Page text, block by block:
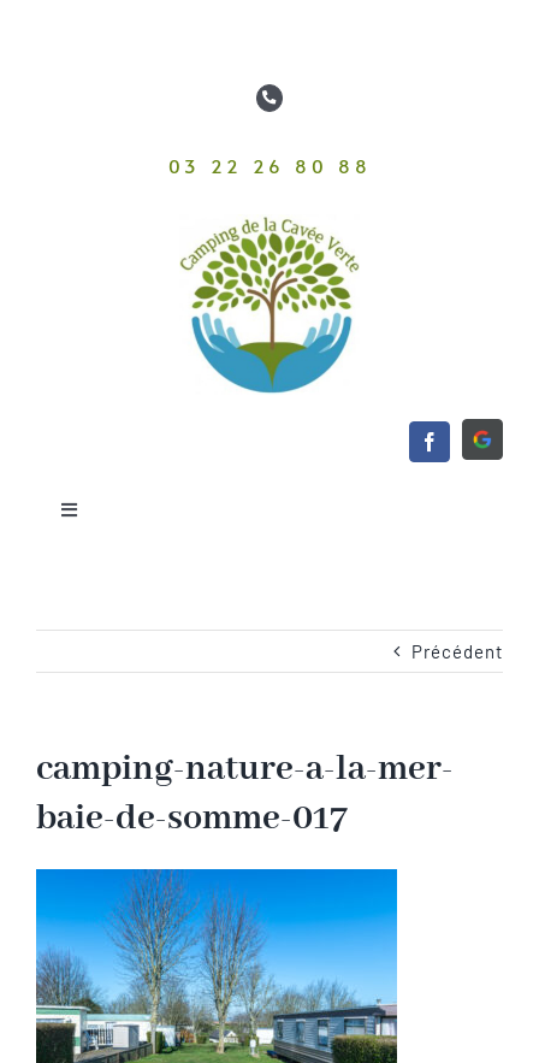
03 22 26 80 88
Toggle
Les services
Les activités en Baie de Somme
Les photos du camping
Précédent
camping-nature-a-la-mer-
baie-de-somme-017